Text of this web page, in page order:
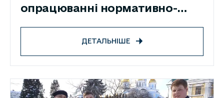
опрацюванні нормативно-
ДЕТАЛЬНІШЕ